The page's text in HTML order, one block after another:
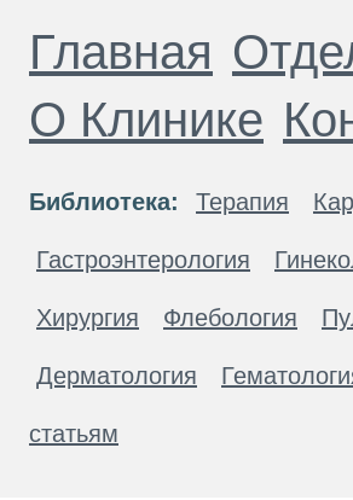
Главная
О Клинике
Библиотека: Терапия
Гастроэнтерология
Хирургия Флебология
Дерматология
статьям